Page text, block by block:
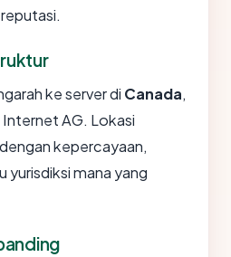
ke server di Canada,
AG. Lokasi
kepercayaan,
mana yang